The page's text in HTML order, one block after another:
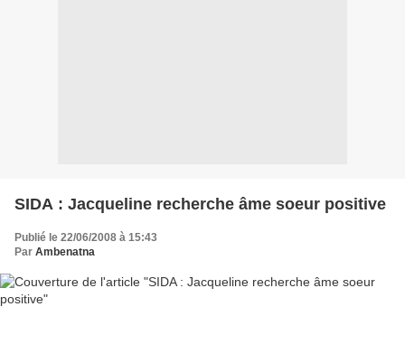
SIDA : Jacqueline recherche âme soeur positive
Publié le 22/06/2008 à 15:43
Par Ambenatna